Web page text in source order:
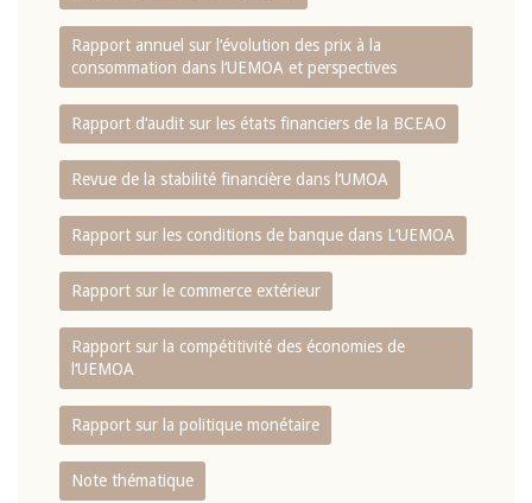
Rapport annuel sur l‘évolution des prix à la
consommation dans l‘UEMOA et perspectives
Rapport d‘audit sur les états financiers de la BCEAO
Revue de la stabilité financière dans l‘UMOA
Rapport sur les conditions de banque dans L‘UEMOA
Rapport sur le commerce extérieur
Rapport sur la compétitivité des économies de
l‘UEMOA
Rapport sur la politique monétaire
Note thématique